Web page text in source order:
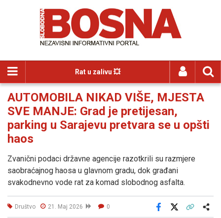
Rat u zalivu 💥
AUTOMOBILA NIKAD VIŠE, MJESTA
SVE MANJE: Grad je pretijesan,
parking u Sarajevu pretvara se u opšti
haos
Zvanični podaci državne agencije razotkrili su razmjere
saobraćajnog haosa u glavnom gradu, dok građani
svakodnevno vode rat za komad slobodnog asfalta.
Društvo 21. Maj 2026 0
Facebook